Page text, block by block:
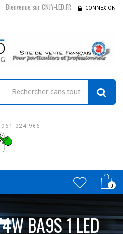
Bienvenue sur CNJY-LED.FR CONNEXION
324 966
0
BA9S 1 LED